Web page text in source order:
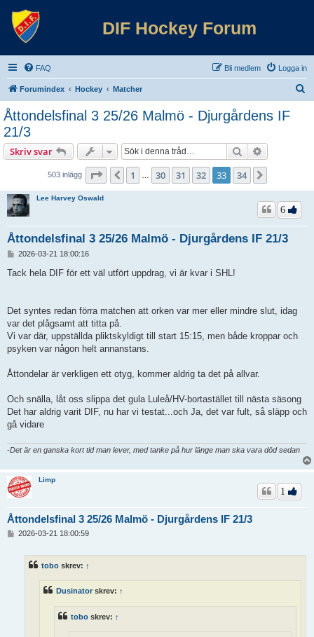
DIF Hockey Forum
FAQ Logga in
Bli medlem
Forumindex Hockey Matcher
Åttondelsfinal 3 25/26 Malmö - Djurgårdens IF
21/3
Skriv svar Sök
503 inlägg Sida 33av34
Föregående
1 30 31 32 33 34
Lee Harvey Oswald
Åttondelsfinal 3 25/26 Malmö - Djurgårdens IF 21/3
6
l
2026-03-21 18:00:16
Tack hela DIF för ett väl utfört uppdrag, vi är kvar i SHL!
Det syntes redan förra matchen att orken var mer eller mindre slut, idag
var det plågsamt att titta på.
Vi var där, uppställda pliktskyldigt till start 15:15, men både kroppar och
psyken var någon helt annanstans.
Åttondelar är verkligen ett otyg, kommer aldrig ta det på allvar.
Och snälla, låt oss slippa det gula Luleå/HV-bortastället till nästa säsong
Det har aldrig varit DIF, nu har vi testat...och Ja, det var fult, så släpp och
gå vidare
-Det är en ganska kort tid man lever, med tanke på hur länge man ska vara död sedan
Limp
Åttondelsfinal 3 25/26 Malmö - Djurgårdens IF 21/3
1
2026-03-21 18:00:59
tobo skrev: ↑
Dusinatorskrev: ↑
tobo skrev: ↑